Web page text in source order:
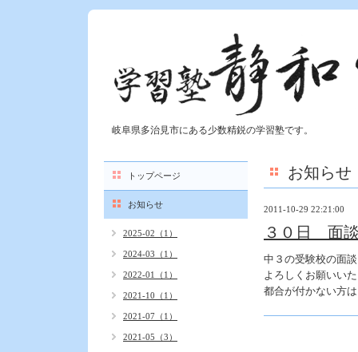
岐阜県多治見市にある少数精鋭の学習塾です。
お知らせ
2011-10-29 22:21:00
３０日 面
中３の受験校の面
よろしくお願いい
都合が付かない方
トップページ
お知らせ
2025-02（1）
2024-03（1）
2022-01（1）
2021-10（1）
2021-07（1）
2021-05（3）